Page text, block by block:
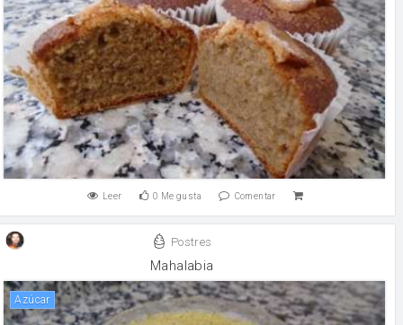
Leer 0 Me gusta Comentar
Postres
Mahalabia
Azúcar